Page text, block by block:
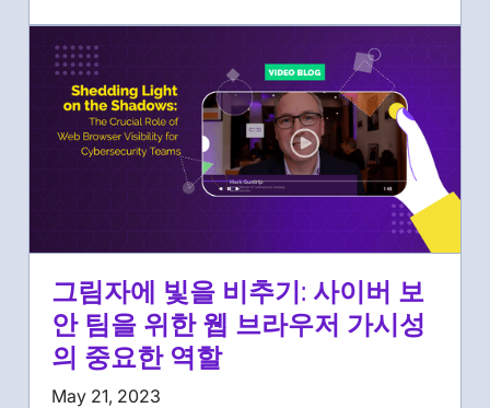
그림자에 빛을 비추기: 사이버 보
안 팀을 위한 웹 브라우저 가시성
의 중요한 역할
May 21, 2023